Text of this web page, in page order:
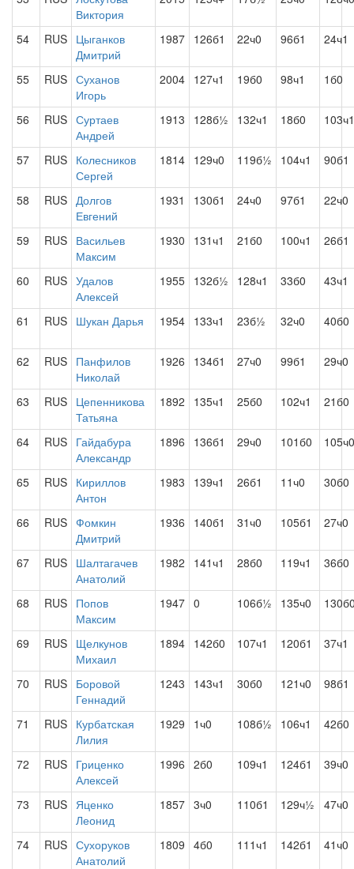
Виктория
54 RUS Цыганков
Дмитрий
1987 126б1 22ч0 96б1 24ч1
55 RUS Суханов
Игорь
2004 127ч1 19б0 98ч1 1б0
56 RUS Суртаев
Андрей
1913 128б½ 132ч1 18б0 103ч1
57 RUS Колесников
Сергей
1814 129ч0 119б½ 104ч1 90б1
58 RUS Долгов
Евгений
1931 130б1 24ч0 97б1 22ч0
59 RUS Васильев
Максим
1930 131ч1 21б0 100ч1 26б1
60 RUS Удалов
Алексей
1955 132б½ 128ч1 33б0 43ч1
61 RUS Шукан Дарья 1954 133ч1 23б½ 32ч0 40б0
62 RUS Панфилов
Николай
1926 134б1 27ч0 99б1 29ч0
63 RUS Цепенникова
Татьяна
1892 135ч1 25б0 102ч1 21б0
64 RUS Гайдабура
Александр
1896 136б1 29ч0 101б0 105ч0
65 RUS Кириллов
Антон
1983 139ч1 26б1 11ч0 30б0
66 RUS Фомкин
Дмитрий
1936 140б1 31ч0 105б1 27ч0
67 RUS Шалтагачев
Анатолий
1982 141ч1 28б0 119ч1 36б0
68 RUS Попов
Максим
1947 0 106б½ 135ч0
69 RUS Щелкунов
Михаил
1894 142б0 107ч1 120б1 37ч1
70 RUS Боровой
Геннадий
1243 143ч1 30б0 121ч0 98б1
71 RUS Курбатская
Лилия
1929 1ч0 108б½ 106ч1 42б0
72 RUS Гриценко
Алексей
1996 2б0 109ч1 124б1 39ч0
73 RUS Яценко
Леонид
1857 3ч0 110б1 129ч½ 47ч0
74 RUS Сухоруков
Анатолий
1809 4б0 111ч1 142б1 41ч0